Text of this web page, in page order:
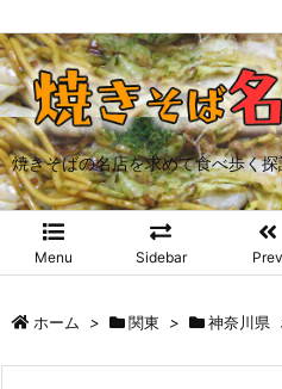
焼きそばの名店を求めて食べ歩く
Menu Sidebar Prev
ホーム > 関東 > 神奈川県